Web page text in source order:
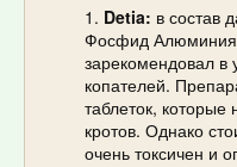
Detia: в состав
Фосфид
зарекомендовал в
копателей.
таблеток,
кротов. Однако
очень токсичен и